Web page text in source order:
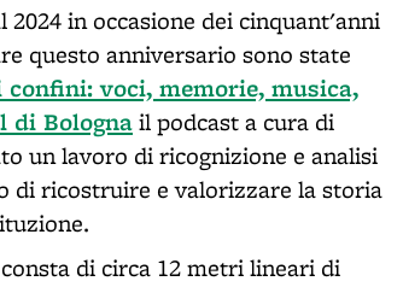
in occasione dei cinquant'anni
questo anniversario sono state
voci, memorie, musica,
di Bolognail podcast a cura di
un lavoro di ricognizione e analisi
di ricostruire e valorizzare la storia
di circa 12 metri lineari di